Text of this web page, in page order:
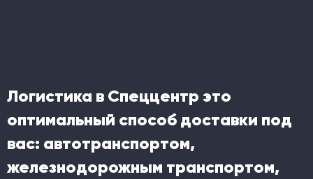
Логистика в Спеццентр это
оптимальный способ доставки под
вас: автотранспортом,
железнодорожным транспортом,